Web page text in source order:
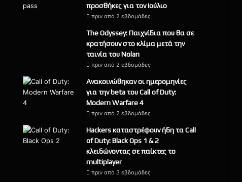
προσθήκες για τον Ιούλιο
πριν από 2 εβδομάδες
The Odyssey: Παιχνίδια που θα σε
κρατήσουν στο κλίμα μετά την
ταινία του Nolan
πριν από 2 εβδομάδες
Ανακοινώθηκαν οι ημερομηνίες
για την beta του Call of Duty:
Modern Warfare 4
πριν από 2 εβδομάδες
Hackers καταστρέφουν ήδη τα Call
of Duty: Black Ops 1 & 2
κλειδώνοντας σε παίκτες το
multiplayer
πριν από 3 εβδομάδες